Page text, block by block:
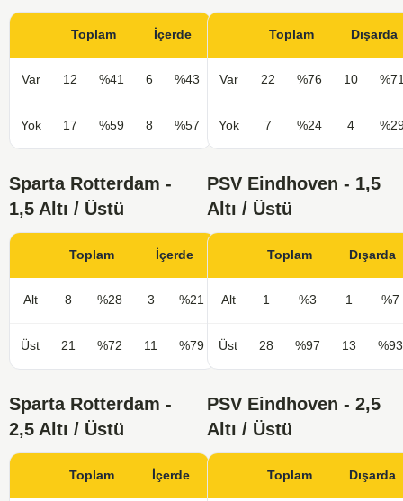
Toplam İçerde
Var 12 %41 6 %43
Yok 17 %59 8 %57
Toplam Dışarda
Var 22 %76 10
Yok 7 %24 4
Sparta Rotterdam -
1,5 Altı / Üstü
Toplam İçerde
Alt 8 %28 3 %21
Üst 21 %72 11 %79
PSV Eindhoven - 1,5
Altı / Üstü
Toplam Dışarda
Alt 1 %3 1 %7
Üst 28 %97 13 %93
Sparta Rotterdam -
2,5 Altı / Üstü
Toplam İçerde
PSV Eindhoven - 2,5
Altı / Üstü
Toplam Dışarda